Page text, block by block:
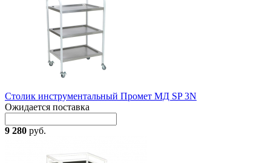
Столик инструментальный Промет МД SP 3N
Ожидается поставка
9 280 руб.